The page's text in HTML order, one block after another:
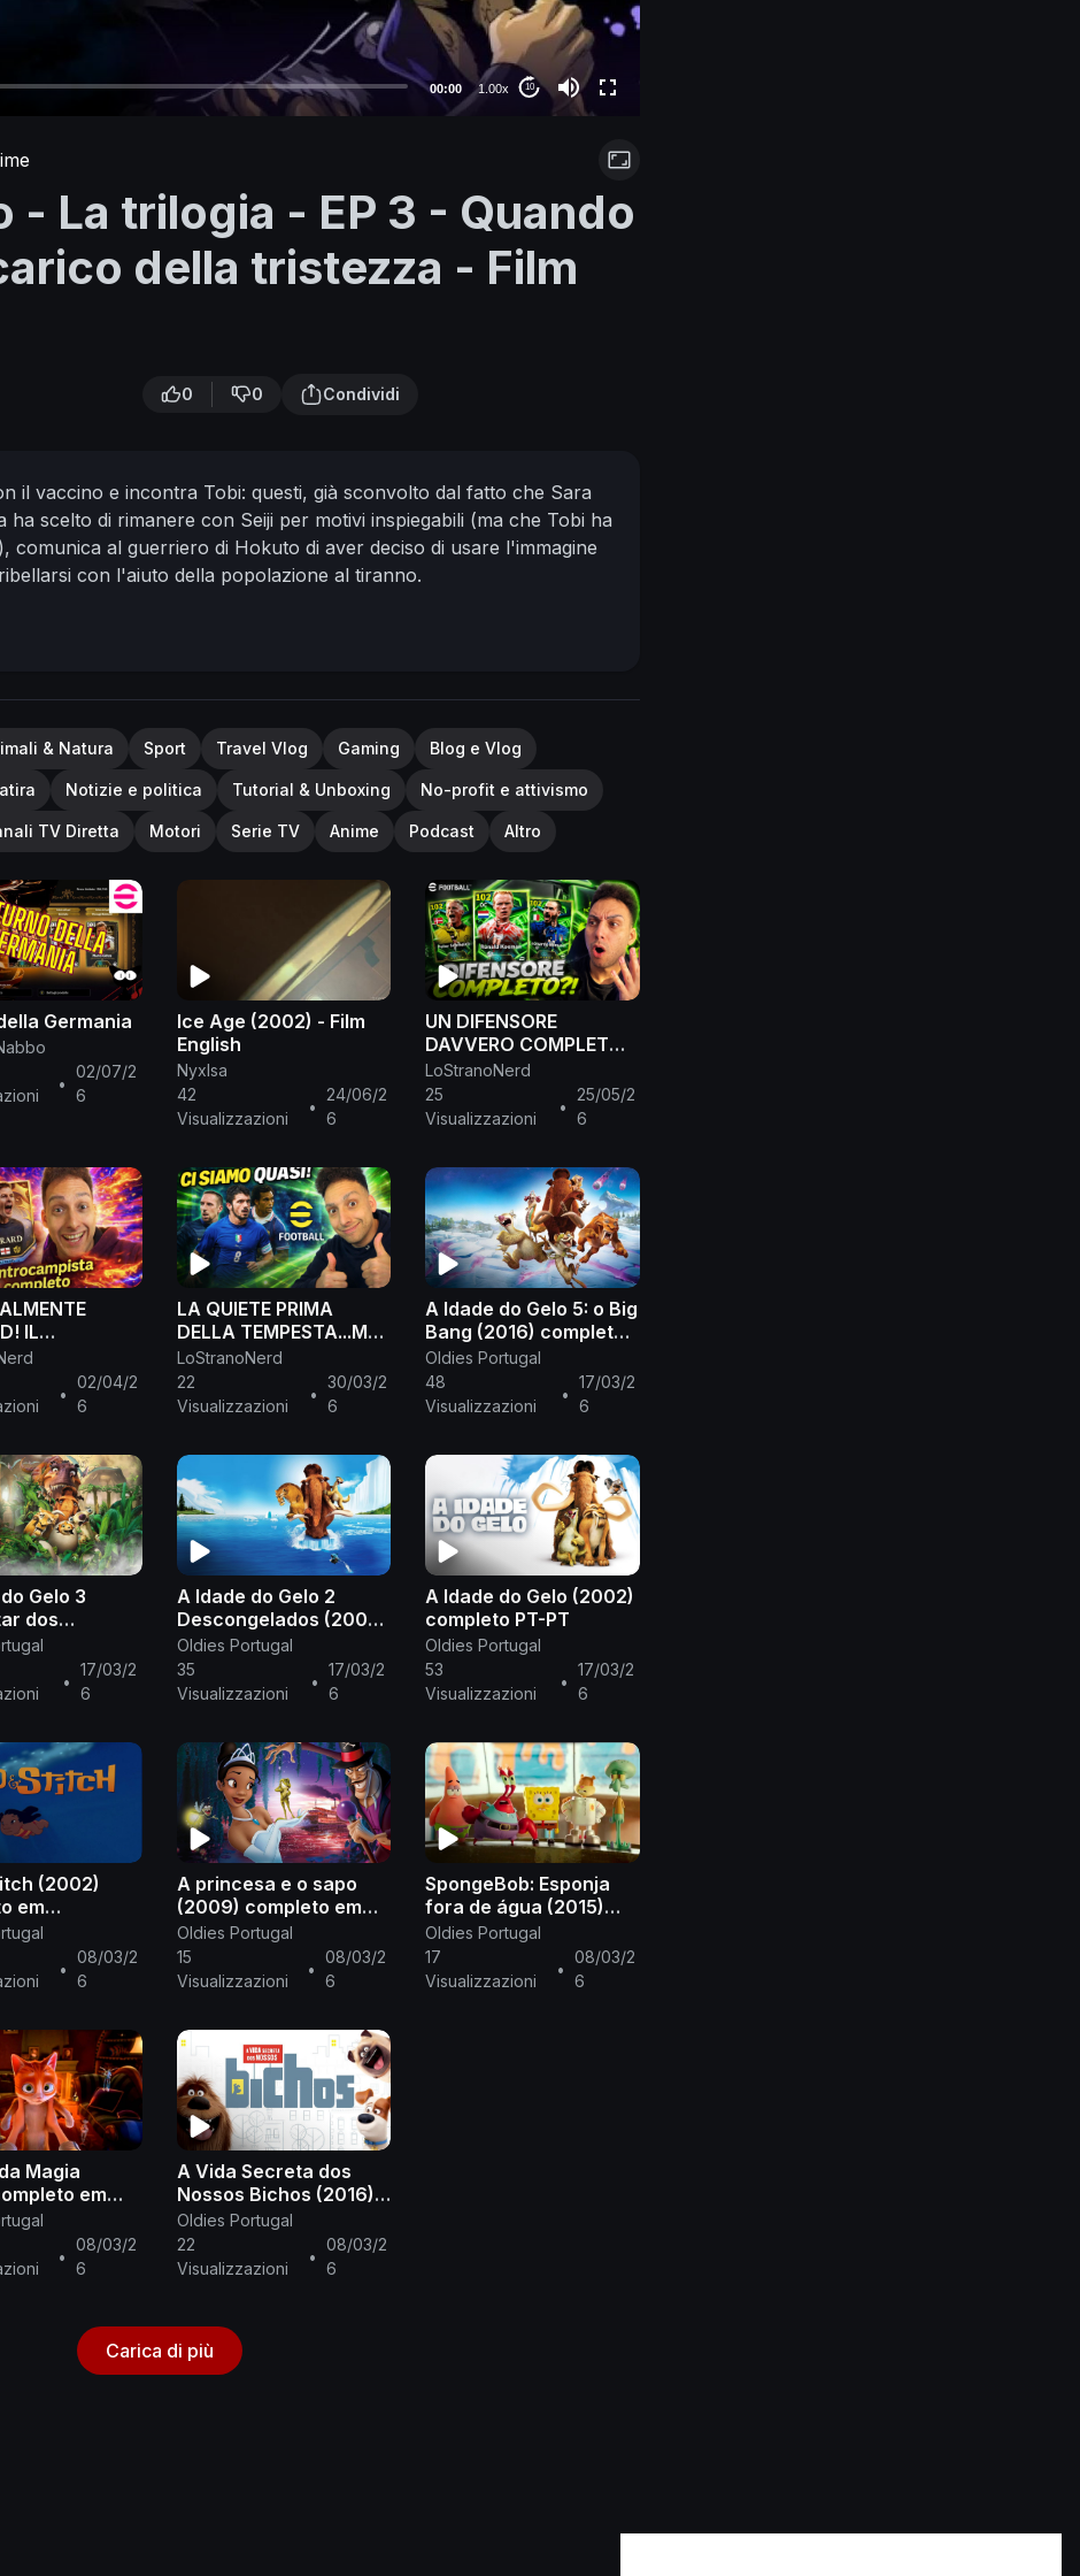
00:00 1.00x 10
- La trilogia - EP 3 - Quando
della tristezza - Film
0 0 Condividi
il vaccino e incontra Tobi: questi, già sconvolto dal fatto che Sara
scelto di rimanere con Seiji per motivi inspiegabili (ma che Tobi ha
comunica al guerriero di Hokuto di aver deciso di usare l'immagine
con l'aiuto della popolazione al tiranno.
& Natura Sport Travel Vlog Gaming Blog e Vlog
Notizie e politica Tutorial & Unboxing No-profit e attivismo
TV Diretta Motori Serie TV Anime Podcast Altro
Germania
•
02/07/2
6
Ice Age (2002) - Film
English
NyxIsa
42
Visualizzazioni
•
24/06/2
6
UN DIFENSORE
DAVVERO COMPLETO!
ANALISI! #efootball
LoStranoNerd
25
Visualizzazioni
•
25/05/2
6
IL
#ufl
•
02/04/2
6
LA QUIETE PRIMA
DELLA TEMPESTA...MA
CHE GATTUSO!!
#efootball
LoStranoNerd
22
Visualizzazioni
•
30/03/2
6
A Idade do Gelo 5: o Big
Bang (2016) completo
em português de
Portugal
Oldies Portugal
48
Visualizzazioni
•
17/03/2
6
Gelo 3
dos
(2009)
português de
•
17/03/2
6
A Idade do Gelo 2
Descongelados (2006)
completo português de
Portugal
Oldies Portugal
35
Visualizzazioni
•
17/03/2
6
A Idade do Gelo (2002)
completo PT-PT
Oldies Portugal
53
Visualizzazioni
•
17/03/2
6
(2002)
em
europeu PT-
•
08/03/2
6
A princesa e o sapo
(2009) completo em
português europeu PT-
PT
Oldies Portugal
15
Visualizzazioni
•
08/03/2
6
SpongeBob: Esponja
fora de água (2015)
completo em
português europeu PT-
PT
Oldies Portugal
17
Visualizzazioni
•
08/03/2
6
Magia
em
europeu PT-
•
08/03/2
6
A Vida Secreta dos
Nossos Bichos (2016)
completo em
português europeu PT-
PT
Oldies Portugal
22
Visualizzazioni
•
08/03/2
6
Carica di più